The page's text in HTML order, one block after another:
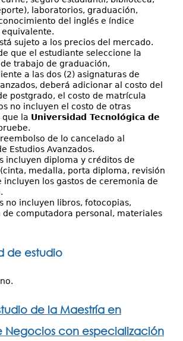
laboratorios, graduación,
del inglés e índice
sujeto a los precios del mercado.
que el estudiante seleccione la
trabajo de graduación,
a las dos (2) asignaturas de
deberá adicionar al costo del
postgrado, el costo de matrícula
no incluyen el costo de otras
que la Universidad Tecnológica de
de lo cancelado al
Estudios Avanzados.
incluyen diploma y créditos de
medalla, porta diploma, revisión
incluyen los gastos de ceremonia de
no incluyen libros, fotocopias,
de computadora personal, materiales
de estudio
de la Maestría en
Negocios con especialización